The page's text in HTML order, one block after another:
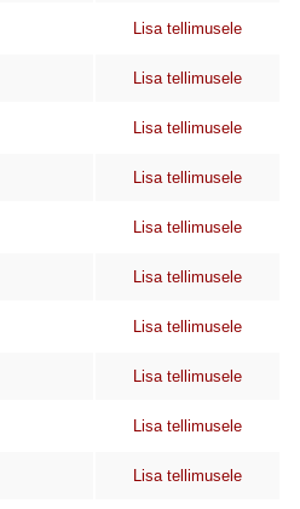
Lisa tellimusele
Lisa tellimusele
Lisa tellimusele
Lisa tellimusele
Lisa tellimusele
Lisa tellimusele
Lisa tellimusele
Lisa tellimusele
Lisa tellimusele
Lisa tellimusele